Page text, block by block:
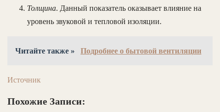
Толщина. Данный показатель оказывает влияние на
уровень звуковой и тепловой изоляции.
Читайте также » Подробнее о бытовой вентиляции
Источник
Похожие Записи: